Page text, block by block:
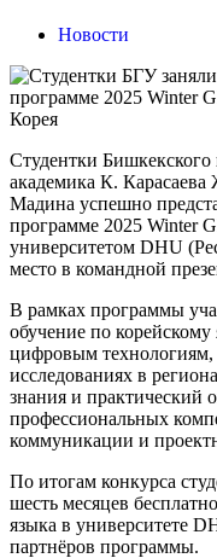
Новости
Студентки Бишкекского
академика К.
Мадина успешно
программе 2025 Winter
университетом DHU
место в командной
В рамках программы
обучение по корейскому
цифровым технологиям,
исследованиях в
знания и практический
профессиональных
коммуникации и
По итогам конкурса
шесть месяцев
языка в университете
партнёров программы.